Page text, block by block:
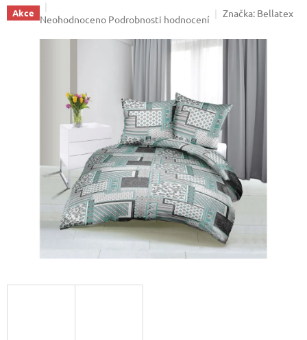
Akce Průměrné
hvězdiček.
Neohodnoceno Podrobnosti hodnocení
Značka: Bellatex